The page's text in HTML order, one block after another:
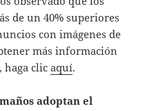
de un 40% superiores
con imágenes de
más información
haga clicaquí.
adoptan el